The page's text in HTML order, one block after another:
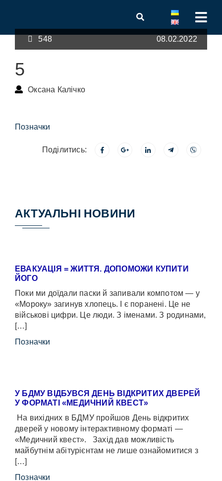
548 08.02.2022
5
Оксана Калічко
Позначки
Поділитись:
АКТУАЛЬНІ НОВИНИ
ЕВАКУАЦІЯ = ЖИТТЯ. ДОПОМОЖИ КУПИТИ
ЙОГО
Поки ми доїдали паски й запивали компотом — у
«Мороку» загинув хлопець. І є поранені. Це не
військові цифри. Це люди. З іменами. З родинами,
[…]
Позначки
У БДМУ ВІДБУВСЯ ДЕНЬ ВІДКРИТИХ ДВЕРЕЙ
У ФОРМАТІ «МЕДИЧНИЙ КВЕСТ»
На вихідних в БДМУ пройшов День відкритих
дверей у новому інтерактивному форматі —
«Медичний квест». Захід дав можливість
майбутнім абітурієнтам не лише ознайомитися з
[…]
Позначки